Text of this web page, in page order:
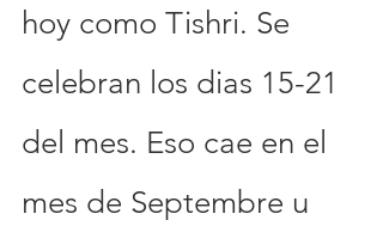
hoy como Tishri. Se
celebran los dias 15-21
del mes. Eso cae en el
mes de Septembre u